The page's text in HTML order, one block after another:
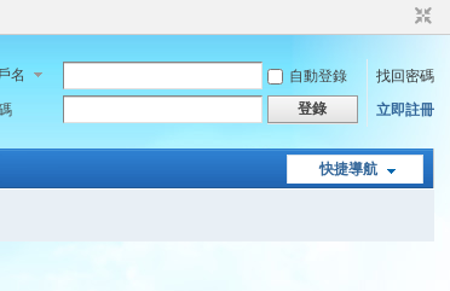
名 自動登錄
找回密碼
登錄 立即註冊
快捷導航